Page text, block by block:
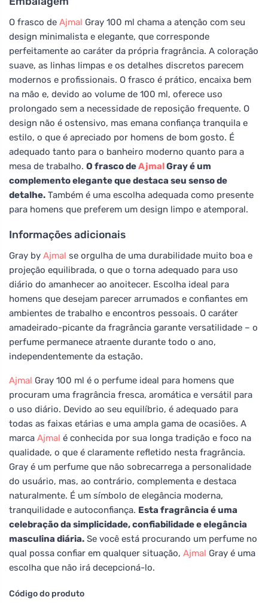
O frasco de Ajmal Gray 100 ml chama a atenção com seu
design minimalista e elegante, que corresponde
perfeitamente ao caráter da própria fragrância. A coloração
suave, as linhas limpas e os detalhes discretos parecem
modernos e profissionais. O frasco é prático, encaixa bem
na mão e, devido ao volume de 100 ml, oferece uso
prolongado sem a necessidade de reposição frequente. O
design não é ostensivo, mas emana confiança tranquila e
estilo, o que é apreciado por homens de bom gosto. É
adequado tanto para o banheiro moderno quanto para a
mesa de trabalho. O frasco deAjmalGray é um
complemento elegante que destaca seu senso de
detalhe. Também é uma escolha adequada como presente
para homens que preferem um design limpo e atemporal.
Informações adicionais
Gray by Ajmal se orgulha de uma durabilidade muito boa e
projeção equilibrada, o que o torna adequado para uso
diário do amanhecer ao anoitecer. Escolha ideal para
homens que desejam parecer arrumados e confiantes em
ambientes de trabalho e encontros pessoais. O caráter
amadeirado-picante da fragrância garante versatilidade – o
perfume permanece atraente durante todo o ano,
independentemente da estação.
Ajmal Gray 100 ml é o perfume ideal para homens que
procuram uma fragrância fresca, aromática e versátil para
o uso diário. Devido ao seu equilíbrio, é adequado para
todas as faixas etárias e uma ampla gama de ocasiões. A
marca Ajmal é conhecida por sua longa tradição e foco na
qualidade, o que é claramente refletido nesta fragrância.
Gray é um perfume que não sobrecarrega a personalidade
do usuário, mas, ao contrário, complementa e destaca
naturalmente. É um símbolo de elegância moderna,
tranquilidade e autoconfiança. Esta fragrância é uma
celebração da simplicidade, confiabilidade e elegância
masculina diária. Se você está procurando um perfume no
qual possa confiar em qualquer situação, Ajmal Gray é uma
escolha que não irá decepcioná-lo.
Código do produto